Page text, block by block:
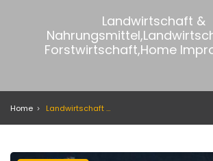
Landwirtschaft &
Forstwirtschaft,Home
Home Landwirtschaft & Nahrungsmittel,Landwirtschaft und Forstwirtschaft,Home Improvement